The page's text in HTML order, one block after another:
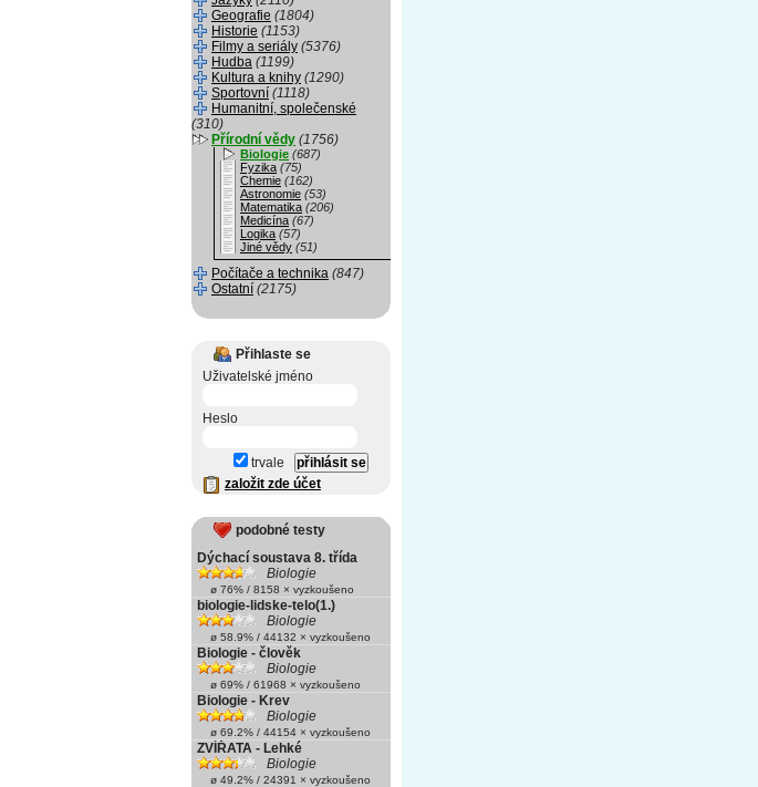
Geografie (1804)
Historie (1153)
Filmy a seriály (5376)
Hudba (1199)
Kultura a knihy (1290)
Sportovní (1118)
Humanitní, společenské
(310)
Přírodní vědy (1756)
Biologie (687)
Fyzika (75)
Chemie (162)
Astronomie (53)
Matematika (206)
Medicína (67)
Logika (57)
Jiné vědy (51)
Počítače a technika (847)
Ostatní (2175)
Přihlaste se
Uživatelské jméno
Heslo
trvale
založit zde účet
podobné testy
Dýchací soustava 8. třída
Biologie
ø 76% / 8158 × vyzkoušeno
biologie-lidske-telo(1.)
Biologie
ø 58.9% / 44132 × vyzkoušeno
Biologie - člověk
Biologie
ø 69% / 61968 × vyzkoušeno
Biologie - Krev
Biologie
ø 69.2% / 44154 × vyzkoušeno
ZVÍŘATA - Lehké
Biologie
ø 49.2% / 24391 × vyzkoušeno